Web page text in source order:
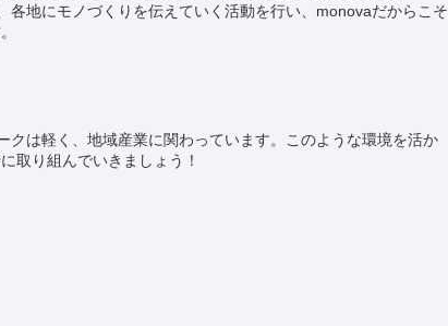
地にモノづくりを伝えていく活動を行い、monovaだからこそ
は軽く、地域産業に関わっています。このような環境を活か
取り組んでいきましょう！